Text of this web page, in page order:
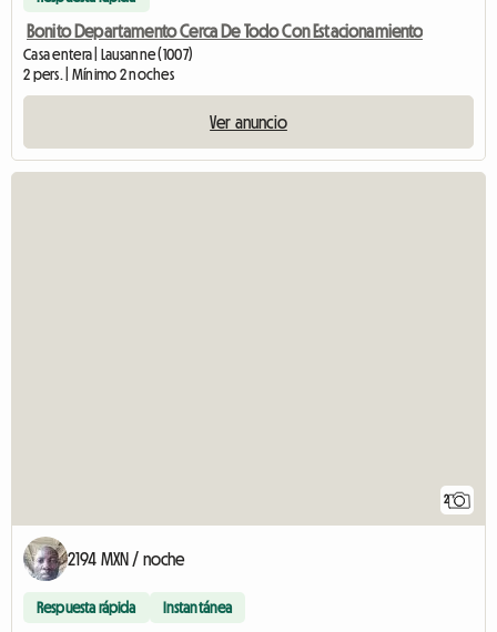
Bonito Departamento Cerca De Todo Con Estacionamiento
Casa entera | Lausanne (1007)
2 pers. | Mínimo 2 noches
Ver anuncio
2
2194 MXN / noche
Respuesta rápida Instantánea